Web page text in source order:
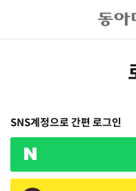
SNS계정으로 간편 로그인